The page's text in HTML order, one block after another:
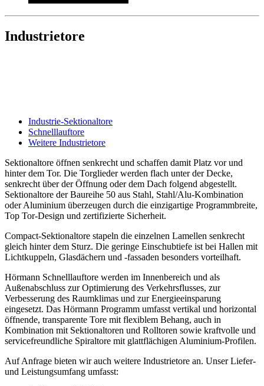
Industrietore
Industrie-Sektionaltore
Schnelllauftore
Weitere Industrietore
Sektionaltore öffnen senkrecht und schaffen damit Platz vor und
hinter dem Tor. Die Torglieder werden flach unter der Decke,
senkrecht über der Öffnung oder dem Dach folgend abgestellt.
Sektionaltore der Baureihe 50 aus Stahl, Stahl/Alu-Kombination
oder Aluminium überzeugen durch die einzigartige Programmbreite,
Top Tor-Design und zertifizierte Sicherheit.
Compact-Sektionaltore stapeln die einzelnen Lamellen senkrecht
gleich hinter dem Sturz. Die geringe Einschubtiefe ist bei Hallen mit
Lichtkuppeln, Glasdächern und -fassaden besonders vorteilhaft.
Hörmann Schnelllauftore werden im Innenbereich und als
Außenabschluss zur Optimierung des Verkehrsflusses, zur
Verbesserung des Raumklimas und zur Energieeinsparung
eingesetzt. Das Hörmann Programm umfasst vertikal und horizontal
öffnende, transparente Tore mit flexiblem Behang, auch in
Kombination mit Sektionaltoren und Rolltoren sowie kraftvolle und
servicefreundliche Spiraltore mit glattflächigen Aluminium-Profilen.
Auf Anfrage bieten wir auch weitere Industrietore an. Unser Liefer-
und Leistungsumfang umfasst: